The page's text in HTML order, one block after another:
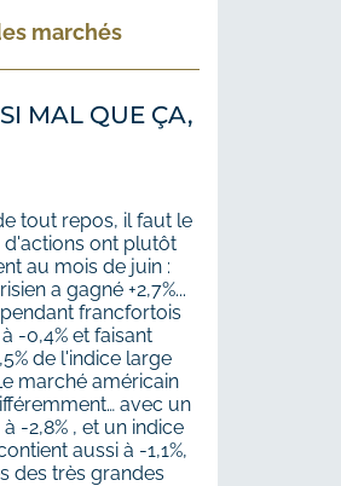
marchés
MAL QUE ÇA,
tout repos, il faut le
d'actions ont plutôt
au mois de juin :
a gagné +2,7%...
francfortois
-0,4% et faisant
de l'indice large
marché américain
avec un
-2,8% , et un indice
aussi à -1,1%,
des très grandes